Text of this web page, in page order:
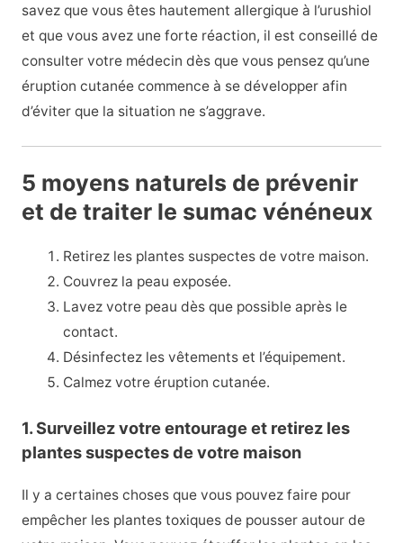
savez que vous êtes hautement allergique à l’urushiol
et que vous avez une forte réaction, il est conseillé de
consulter votre médecin dès que vous pensez qu’une
éruption cutanée commence à se développer afin
d’éviter que la situation ne s’aggrave.
5 moyens naturels de prévenir
et de traiter le sumac vénéneux
Retirez les plantes suspectes de votre maison.
Couvrez la peau exposée.
Lavez votre peau dès que possible après le
contact.
Désinfectez les vêtements et l’équipement.
Calmez votre éruption cutanée.
1. Surveillez votre entourage et retirez les
plantes suspectes de votre maison
Il y a certaines choses que vous pouvez faire pour
empêcher les plantes toxiques de pousser autour de